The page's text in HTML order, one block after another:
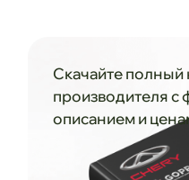
Скачайте полный
производителя с
описанием и